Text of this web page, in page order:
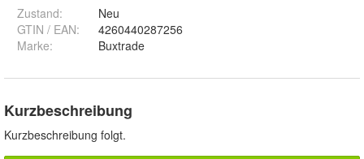
Zustand:
Neu
GTIN / EAN:
4260440287256
Marke:
Buxtrade
Kurzbeschreibung
Kurzbeschreibung folgt.